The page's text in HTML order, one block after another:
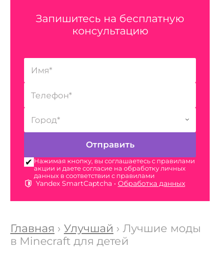
Запишитесь на бесплатную
консультацию
Нажимая кнопку, вы соглашаетесь с правилами
акции и даете согласие на обработку личных
данных в соответствии с правилами
Yandex SmartCaptcha • Обработка данных
Главная › Улучшай › Лучшие моды
в Minecraft для детей